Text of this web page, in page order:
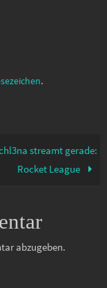
.
streamt gerade:
Rocket League
abzugeben.